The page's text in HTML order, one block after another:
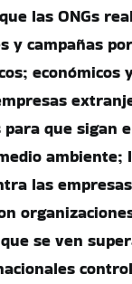
las ONGs
y campañas
económicos
que sigan
ambiente;
las
se ven